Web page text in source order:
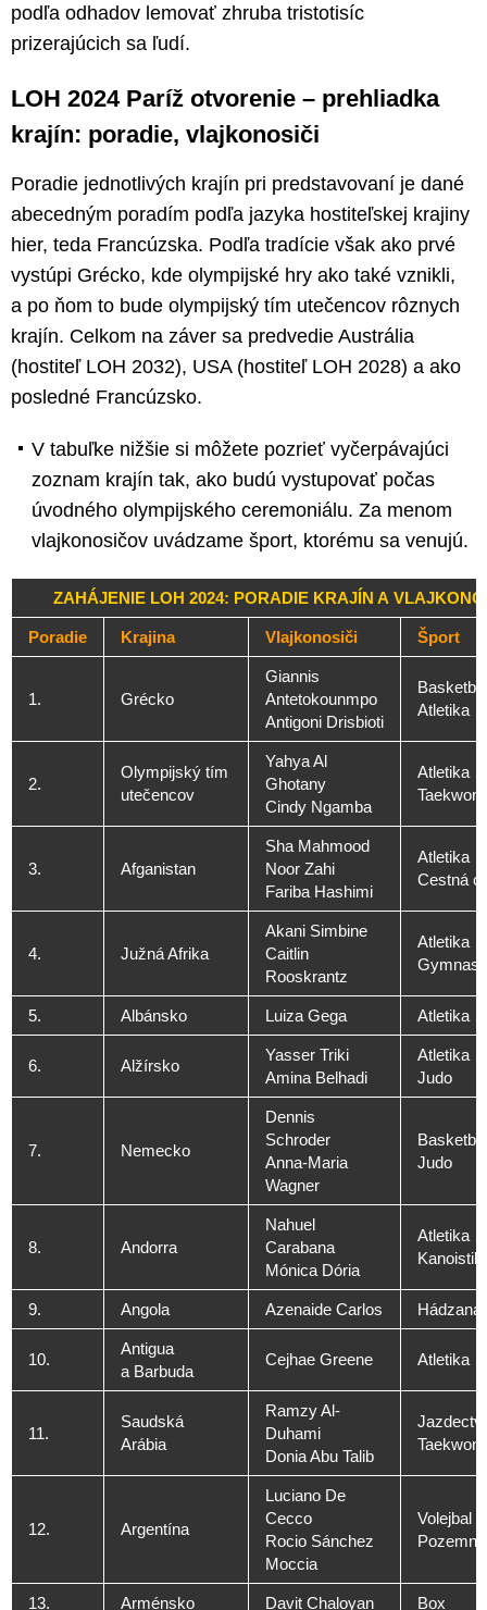
podľa odhadov lemovať zhruba tristotisíc
prizerajúcich sa ľudí.
LOH 2024 Paríž otvorenie – prehliadka
krajín: poradie, vlajkonosiči
Poradie jednotlivých krajín pri predstavovaní je dané
abecedným poradím podľa jazyka hostiteľskej krajiny
hier, teda Francúzska. Podľa tradície však ako prvé
vystúpi Grécko, kde olympijské hry ako také vznikli,
a po ňom to bude olympijský tím utečencov rôznych
krajín. Celkom na záver sa predvedie Austrália
(hostiteľ LOH 2032), USA (hostiteľ LOH 2028) a ako
posledné Francúzsko.
V tabuľke nižšie si môžete pozrieť vyčerpávajúci
zoznam krajín tak, ako budú vystupovať počas
úvodného olympijského ceremoniálu. Za menom
vlajkonosičov uvádzame šport, ktorému sa venujú.
ZAHÁJENIE LOH 2024: PORADIE KRAJÍN A
Poradie Krajina Vlajkonosiči Šport
1. Grécko
Giannis
Antetokounmpo
Antigoni Drisbioti
Basketbal
Atletika
2.
Olympijský tím
utečencov
Yahya Al
Ghotany
Cindy Ngamba
Atletika
3. Afganistan
Sha Mahmood
Noor Zahi
Fariba Hashimi
Atletika
Cestná
4. Južná Afrika
Akani Simbine
Caitlin
Rooskrantz
Atletika
5. Albánsko Luiza Gega Atletika
6. Alžírsko
Yasser Triki
Amina Belhadi
Atletika
Judo
7. Nemecko
Dennis
Schroder
Anna-Maria
Wagner
Basketbal
Judo
8. Andorra
Nahuel
Carabana
Mónica Dória
Atletika
9. Angola Azenaide Carlos Hádzaná
10.
Antigua
a Barbuda
Cejhae Greene Atletika
11.
Saudská
Arábia
Ramzy Al-
Duhami
Donia Abu Talib
12. Argentína
Luciano De
Cecco
Rocio Sánchez
Moccia
Volejbal
13. Arménsko Davit Chaloyan Box